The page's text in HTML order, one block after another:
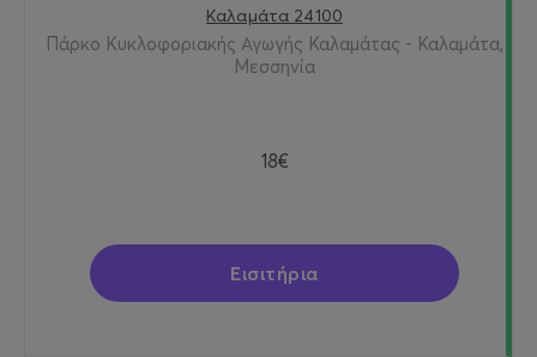
Καλαμάτα 24100
Πάρκο Κυκλοφοριακής Αγωγής Καλαμάτας - Καλαμάτα,
Μεσσηνία
18€
Εισιτήρια